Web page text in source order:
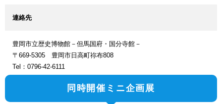
連絡先
豊岡市立歴史博物館－但馬国府・国分寺館－
〒669-5305 豊岡市日高町祢布808
Tel：0796-42-6111
同時開催ミニ企画展